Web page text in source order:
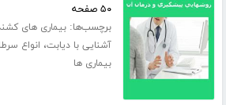
۵۰ صفحه
برچسب‌ها:بیماری های
آشنایی با دیابت، انواع
بیماری ها